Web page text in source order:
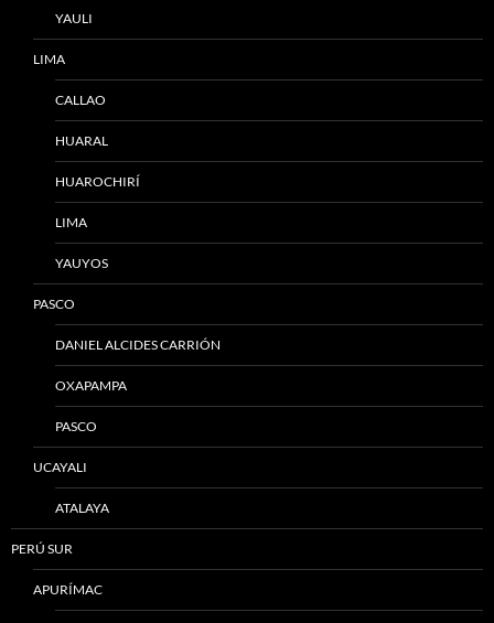
YAULI
LIMA
CALLAO
HUARAL
HUAROCHIRÍ
LIMA
YAUYOS
PASCO
DANIEL ALCIDES CARRIÓN
OXAPAMPA
PASCO
UCAYALI
ATALAYA
PERÚ SUR
APURÍMAC